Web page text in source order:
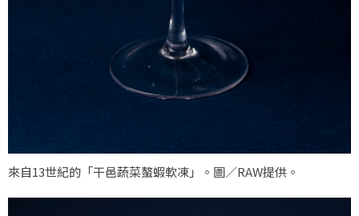
來自13世紀的「干邑蔬菜螯蝦軟凍」。圖／RAW提供。